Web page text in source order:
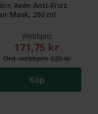
Axén Anti-Frizz
Mask, 200 ml
Webbpris
Nytt reducerat
171,75 kr
Ord.webbpris229 kr
Köp